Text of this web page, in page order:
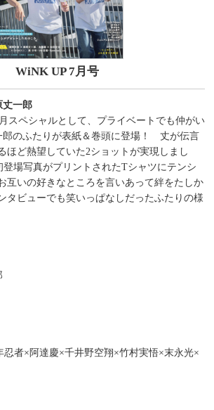
WiNK UP 7月号
一郎
スペシャルとして、プライベートでも仲がい
郎のふたりが表紙＆巻頭に登場！ 丈が伝言
ほど熱望していた2ショットが実現しまし
場写真がプリントされたTシャツにテンシ
互いの好きなところを言いあって絆をたしか
タビューでも笑いっぱなしだったふたりの様
忍者×阿達慶×千井野空翔×竹村実悟×末永光×